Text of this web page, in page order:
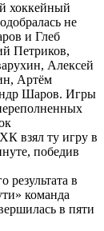
хоккейный
не
и Глеб
Петриков,
Алексей
Артём
Шаров. Игры
взял ту игру в
победив
результата в
команда
в пяти